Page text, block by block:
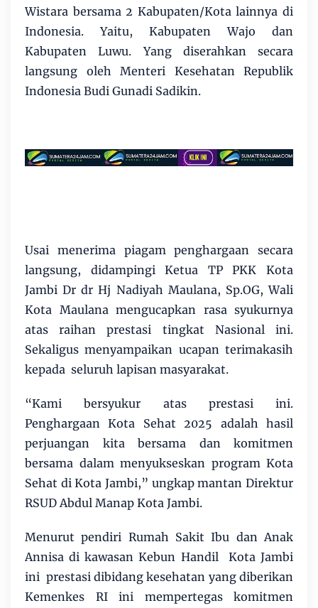
Wistara bersama 2 Kabupaten/Kota lainnya di
Indonesia. Yaitu, Kabupaten Wajo dan
Kabupaten Luwu. Yang diserahkan secara
langsung oleh Menteri Kesehatan Republik
Indonesia Budi Gunadi Sadikin.
Usai menerima piagam penghargaan secara
langsung, didampingi Ketua TP PKK Kota
Jambi Dr dr Hj Nadiyah Maulana, Sp.OG, Wali
Kota Maulana mengucapkan rasa syukurnya
atas raihan prestasi tingkat Nasional ini.
Sekaligus menyampaikan ucapan terimakasih
kepada seluruh lapisan masyarakat.
“Kami bersyukur atas prestasi ini.
Penghargaan Kota Sehat 2025 adalah hasil
perjuangan kita bersama dan komitmen
bersama dalam menyukseskan program Kota
Sehat di Kota Jambi,” ungkap mantan Direktur
RSUD Abdul Manap Kota Jambi.
Menurut pendiri Rumah Sakit Ibu dan Anak
Annisa di kawasan Kebun Handil Kota Jambi
ini prestasi dibidang kesehatan yang diberikan
Kemenkes RI ini mempertegas komitmen